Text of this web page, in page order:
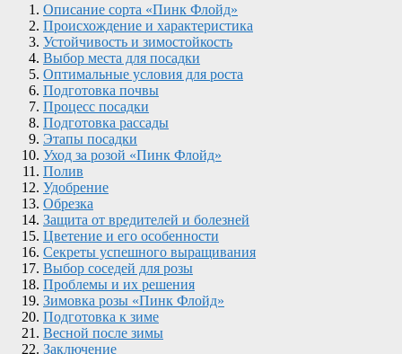
Описание сорта «Пинк Флойд»
Происхождение и характеристика
Устойчивость и зимостойкость
Выбор места для посадки
Оптимальные условия для роста
Подготовка почвы
Процесс посадки
Подготовка рассады
Этапы посадки
Уход за розой «Пинк Флойд»
Полив
Удобрение
Обрезка
Защита от вредителей и болезней
Цветение и его особенности
Секреты успешного выращивания
Выбор соседей для розы
Проблемы и их решения
Зимовка розы «Пинк Флойд»
Подготовка к зиме
Весной после зимы
Заключение